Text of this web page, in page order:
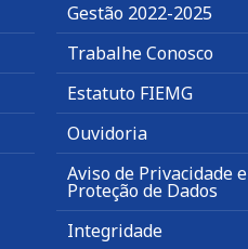
Gestão 2022-2025
Trabalhe Conosco
Estatuto FIEMG
Ouvidoria
Aviso de Privacidade e
Proteção de Dados
Integridade